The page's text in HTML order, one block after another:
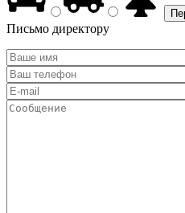
Письмо директору